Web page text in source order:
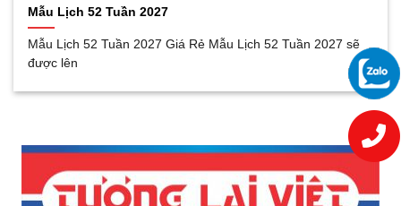
Mẫu Lịch 52 Tuần 2027
Mẫu Lịch 52 Tuần 2027 Giá Rẻ Mẫu Lịch 52 Tuần 2027 sẽ
được lên